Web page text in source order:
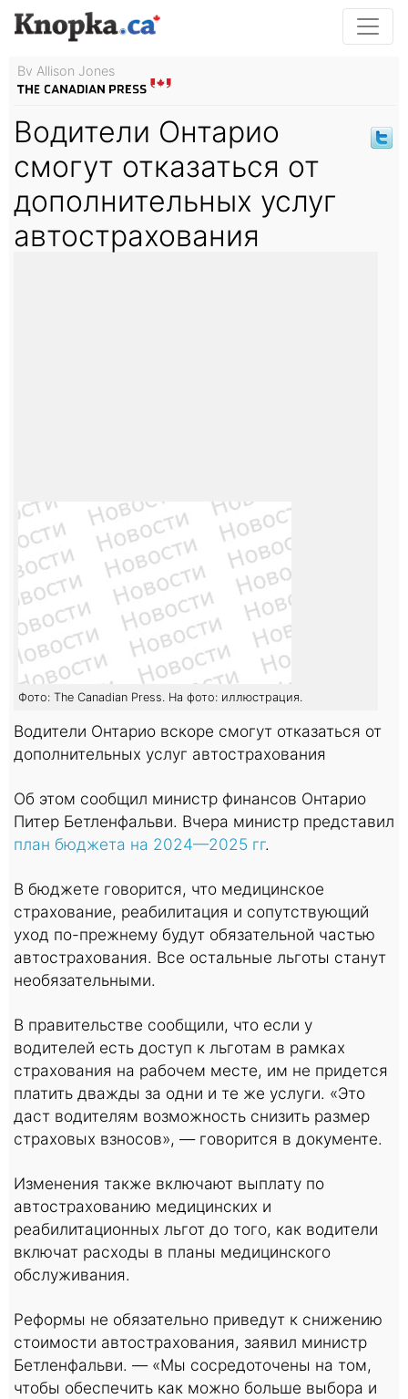
By Allison Jones
Водители Онтарио
смогут отказаться от
дополнительных услуг
автострахования
Фото: The Canadian Press. На фото: иллюстрация.
Водители Онтарио вскоре смогут отказаться от
дополнительных услуг автострахования
Об этом сообщил министр финансов Онтарио
Питер Бетленфальви. Вчера министр представил
план бюджета на 2024—2025 гг.
В бюджете говорится, что медицинское
страхование, реабилитация и сопутствующий
уход по-прежнему будут обязательной частью
автострахования. Все остальные льготы станут
необязательными.
В правительстве сообщили, что если у
водителей есть доступ к льготам в рамках
страхования на рабочем месте, им не придется
платить дважды за одни и те же услуги. «Это
даст водителям возможность снизить размер
страховых взносов», — говорится в документе.
Изменения также включают выплату по
автострахованию медицинских и
реабилитационных льгот до того, как водители
включат расходы в планы медицинского
обслуживания.
Реформы не обязательно приведут к снижению
стоимости автострахования, заявил министр
Бетленфальви. — «Мы сосредоточены на том,
чтобы обеспечить как можно больше выбора и